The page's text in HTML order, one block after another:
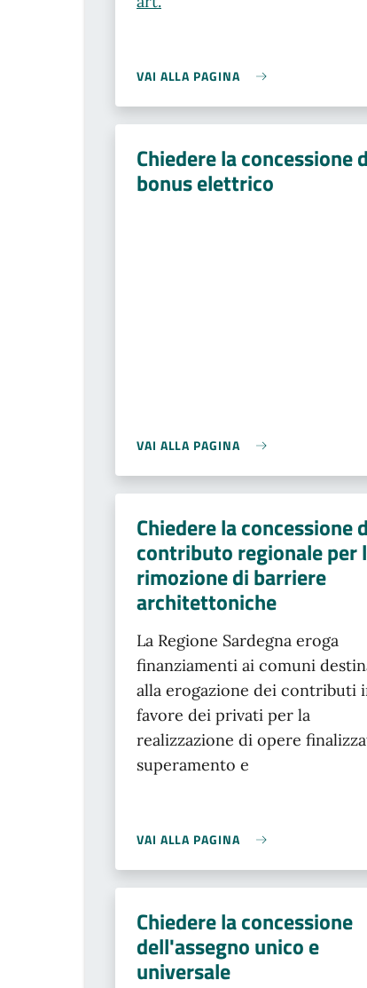
VAI ALLA PAGINA
Chiedere la concessione
bonus elettrico
VAI ALLA PAGINA
Chiedere la concessione
contributo regionale per
rimozione di barriere
architettoniche
La Regione Sardegna eroga
finanziamenti ai comuni
alla erogazione dei contributi
favore dei privati per la
realizzazione di opere
superamento e
VAI ALLA PAGINA
Chiedere la concessione
dell'assegno unico e
universale